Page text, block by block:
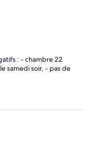
: - chambre 22
samedi soir, - pas de